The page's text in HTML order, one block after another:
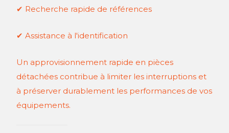
✔ Recherche rapide de références
✔ Assistance à l'identification
Un approvisionnement rapide en pièces
détachées contribue à limiter les interruptions et
à préserver durablement les performances de vos
équipements.